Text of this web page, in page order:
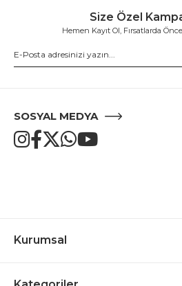
Size Özel
Hemen Kayıt Ol, Fırsatlarda
SOSYAL MEDYA
Kurumsal